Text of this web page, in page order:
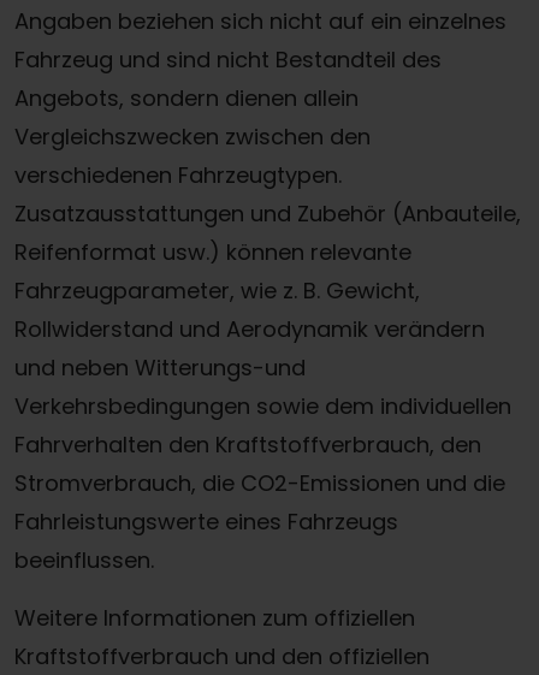
Angaben beziehen sich nicht auf ein einzelnes
Fahrzeug und sind nicht Bestandteil des
Angebots, sondern dienen allein
Vergleichszwecken zwischen den
verschiedenen Fahrzeugtypen.
Zusatzausstattungen und Zubehör (Anbauteile,
Reifenformat usw.) können relevante
Fahrzeugparameter, wie z. B. Gewicht,
Rollwiderstand und Aerodynamik verändern
und neben Witterungs-und
Verkehrsbedingungen sowie dem individuellen
Fahrverhalten den Kraftstoffverbrauch, den
Stromverbrauch, die CO2-Emissionen und die
Fahrleistungswerte eines Fahrzeugs
beeinflussen.
Weitere Informationen zum offiziellen
Kraftstoffverbrauch und den offiziellen